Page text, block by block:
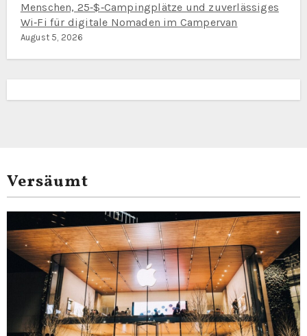
Menschen, 25‑$‑Campingplätze und zuverlässiges
Wi‑Fi für digitale Nomaden im Campervan
August 5, 2026
Versäumt